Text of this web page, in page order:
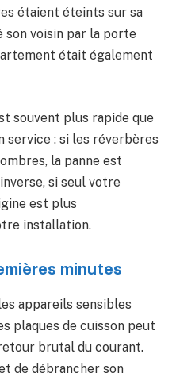
étaient éteints sur sa
voisin par la porte
était également
souvent plus rapide que
service : si les réverbères
la panne est
si seul votre
est plus
installation.
minutes
appareils sensibles
plaques de cuisson peut
brutal du courant.
de débrancher son